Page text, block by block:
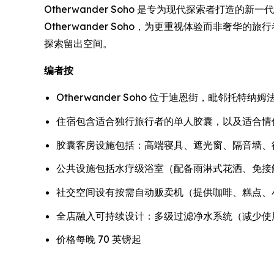
Otherwander Soho 是专为现代探索者打造的新一
Otherwander Soho，为更重视体验而非奢华的旅行
探索留出空间。
编者按
Otherwander Soho 位于迪恩街，毗邻托特纳姆
住宿包含适合独行旅行者的单人胶囊，以及适合
胶囊客房设施包括：高端寝具、遮光窗、隔音墙
公共设施包括水疗级浴室（配备雨淋式花洒、免
社交空间设有按需自动贩卖机（提供咖啡、糕点
全店融入可持续设计：多级过滤净水系统（减少
价格每晚 70 英镑起